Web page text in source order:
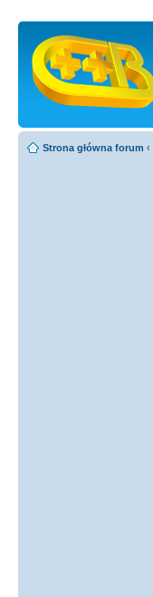
Strona główna forum ‹